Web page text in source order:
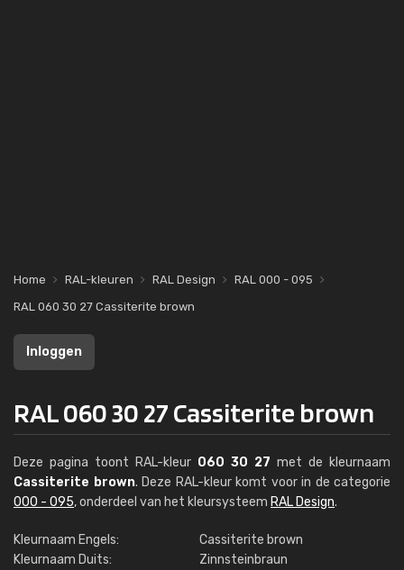
Home RAL-kleuren RAL Design
RAL 000 - 095
RAL 060 30 27 Cassiterite brown
Inloggen
RAL 060 30 27 Cassiterite brown
Deze pagina toont RAL-kleur 060 30 27 met de kleurnaam
Cassiterite brown. Deze RAL-kleur komt voor in de categorie
000 - 095, onderdeel van het kleursysteem RAL Design.
Kleurnaam Engels:
Cassiterite brown
Kleurnaam Duits:
Zinnsteinbraun